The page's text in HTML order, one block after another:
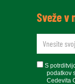
Sveže v
soglasje
S
podatkov
Cedevita